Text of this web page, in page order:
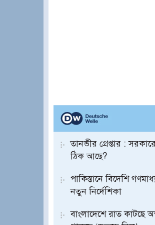
তানভীর গ্রেপ্তার :
ঠিক আছে?
পাকিস্তানে বিদেশি
নতুন নির্দেশিকা
বাংলাদেশে রাত কাটছে